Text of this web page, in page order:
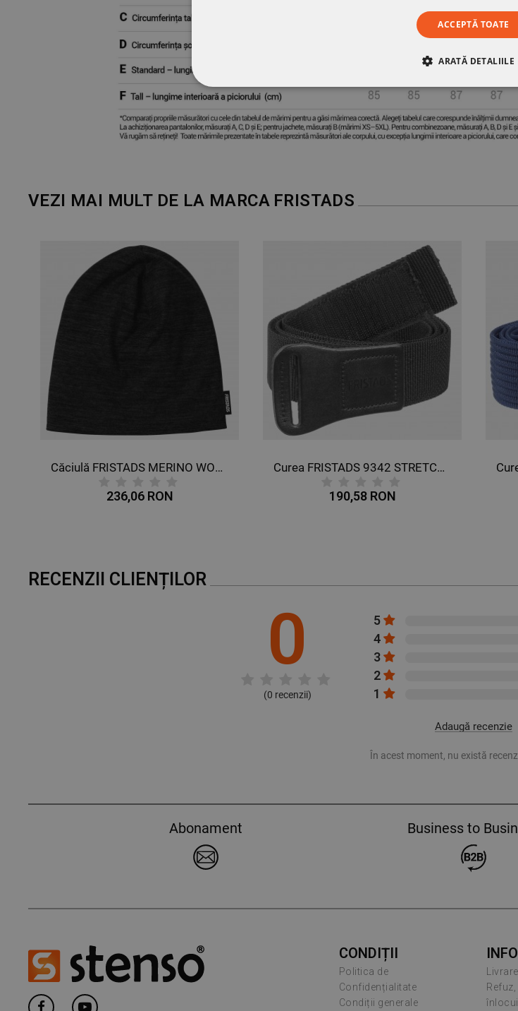
VEZI MAI MULT DE LA MARCA FRISTADS
Căciulă FRISTADS MERINO WOOL NEGRU
236,06 RON
Curea FRISTADS 9342 STRETCH NEGRU
190,58 RON
RECENZII CLIENȚILOR
0
(0 recenzii)
5
4
3
2
1
Adaugă recenzie
În acest moment, nu există
Abonament Business to
CONDIȚII
Politica de
Confidențialitate
Condiții generale
ACCEPTĂ TOATE
ARATĂ DETALIILE
STRICT NECESARE DE PERFORMANȚĂ DE
NECLASIFICATE